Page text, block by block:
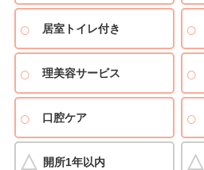
居室トイレ付き
理美容サービス
口腔ケア
開所1年以内